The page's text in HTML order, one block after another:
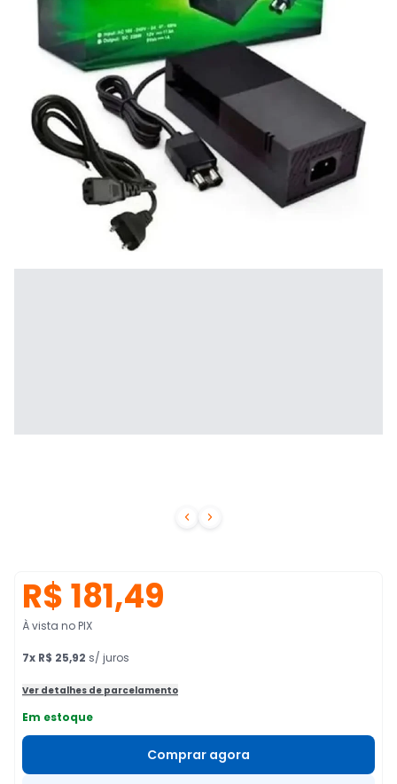
 
R$ 181,49
À vista no PIX
7x R$ 25,92 s/ juros
Ver detalhes de parcelamento
Em estoque
Comprar agora